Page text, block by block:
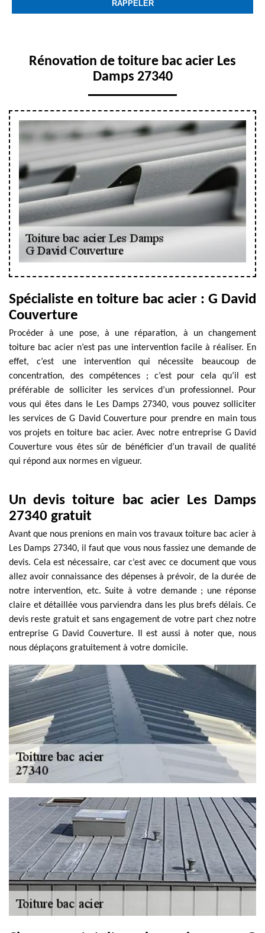
Rénovation de toiture bac acier Les
Damps 27340
Spécialiste en toiture bac acier : G David
Couverture
Procéder à une pose, à une réparation, à un changement
toiture bac acier n’est pas une intervention facile à réaliser. En
effet, c’est une intervention qui nécessite beaucoup de
concentration, des compétences ; c’est pour cela qu’il est
préférable de solliciter les services d’un professionnel. Pour
vous qui êtes dans le Les Damps 27340, vous pouvez solliciter
les services de G David Couverture pour prendre en main tous
vos projets en toiture bac acier. Avec notre entreprise G David
Couverture vous êtes sûr de bénéficier d’un travail de qualité
qui répond aux normes en vigueur.
Un devis toiture bac acier Les Damps
27340 gratuit
Avant que nous prenions en main vos travaux toiture bac acier à
Les Damps 27340, il faut que vous nous fassiez une demande de
devis. Cela est nécessaire, car c’est avec ce document que vous
allez avoir connaissance des dépenses à prévoir, de la durée de
notre intervention, etc. Suite à votre demande ; une réponse
claire et détaillée vous parviendra dans les plus brefs délais. Ce
devis reste gratuit et sans engagement de votre part chez notre
entreprise G David Couverture. Il est aussi à noter que, nous
nous déplaçons gratuitement à votre domicile.